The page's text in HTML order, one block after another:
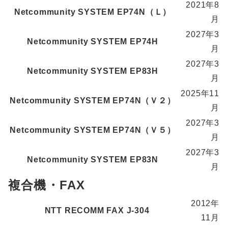
Netcommunity SYSTEM EP74N（Ｌ）
2021年8
月
Netcommunity SYSTEM EP74H
2027年3
月
Netcommunity SYSTEM EP83H
2027年3
月
Netcommunity SYSTEM EP74N（Ｖ２）
2025年11
月
Netcommunity SYSTEM EP74N（Ｖ５）
2027年3
月
Netcommunity SYSTEM EP83N
2027年3
月
複合機・FAX
NTT RECOMM FAX J-304
2012年
11月